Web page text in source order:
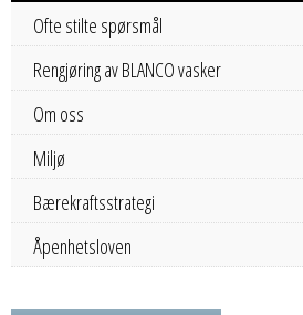
Ofte stilte spørsmål
Rengjøring av BLANCO vasker
Om oss
Miljø
Bærekraftsstrategi
Åpenhetsloven